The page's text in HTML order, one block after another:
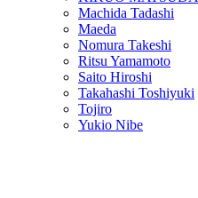
Machida Tadashi
Maeda
Nomura Takeshi
Ritsu Yamamoto
Saito Hiroshi
Takahashi Toshiyuki
Tojiro
Yukio Nibe